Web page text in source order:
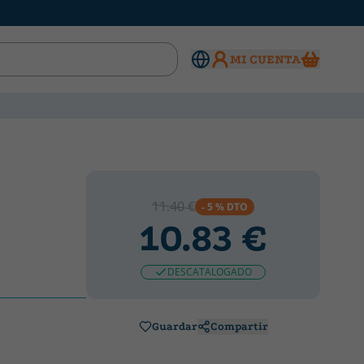
MI CUENTA
11.40 € - 5 % DTO
10.83 €
DESCATALOGADO
Guardar Compartir